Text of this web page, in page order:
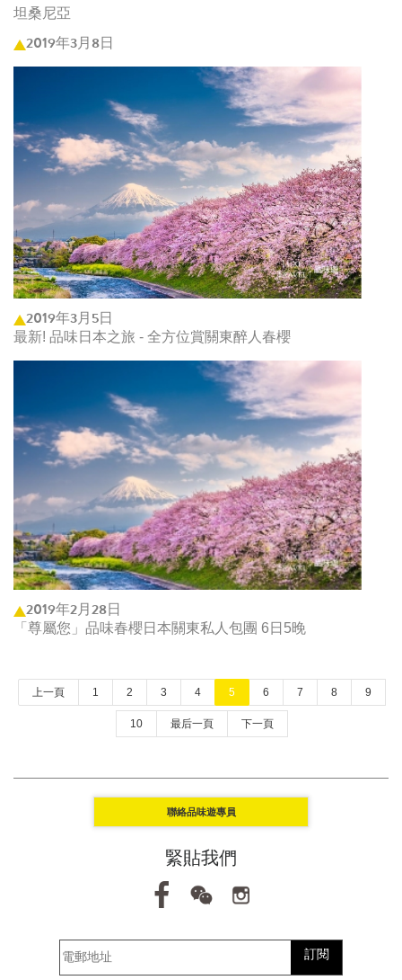
坦桑尼亞
2019年3月8日
2019年3月5日
最新! 品味日本之旅 - 全方位賞關東醉人春櫻
2019年2月28日
「尊屬您」品味春櫻日本關東私人包團 6日5晚
上一頁 1 2 3 4 5 6 7 8 9
10 最后一頁 下一頁
聯絡品味遊專員
緊貼我們
訂閱